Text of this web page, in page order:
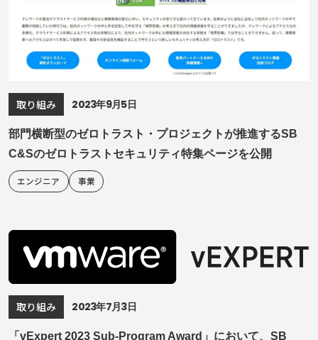
取り組み 2023年9月5日
部門横断型のゼロトラスト・プロジェクトが推進するSB
C&Sのゼロトラストセキュリティ特集ページを公開
エンジニア 事業
取り組み 2023年7月3日
「vExpert 2023 Sub-Program Award」において、SB